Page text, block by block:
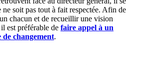
ne soit pas tout à fait respectée. Afin de
chacun et de recueillir une vision
est préférable de faire appel à un
changement.